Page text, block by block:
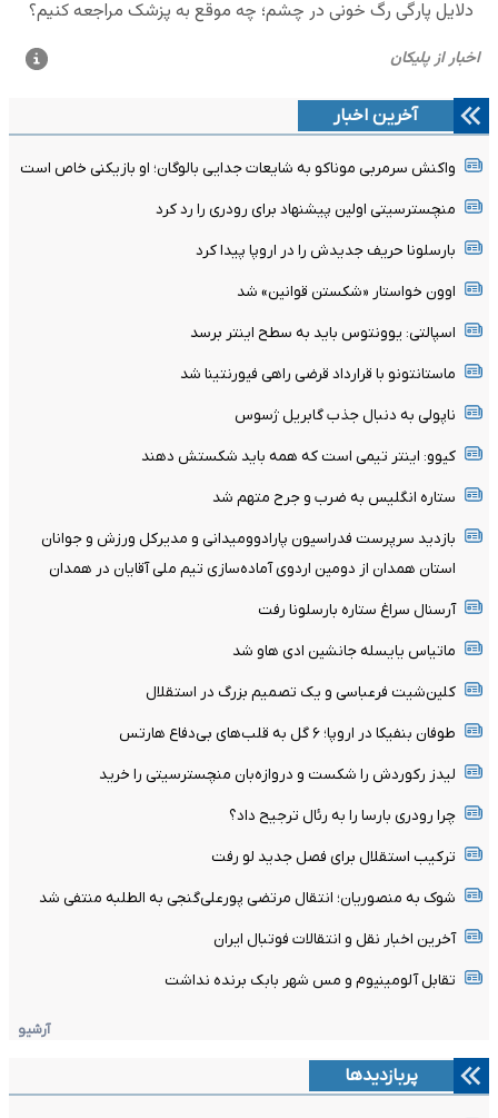
آخرین اخبار
واکنش سرمربی موناکو به شایعات جدایی بالوگان؛ او بازیکنی خاص است
منچسترسیتی اولین پیشنهاد برای رودری را رد کرد
بارسلونا حریف جدیدش را در اروپا پیدا کرد
اوون خواستار «شکستن قوانین» شد
اسپالتی: یوونتوس باید به سطح اینتر برسد
ماستانتونو با قرارداد قرضی راهی فیورنتینا شد
ناپولی به دنبال جذب گابریل ژسوس
کیوو: اینتر تیمی است که همه باید شکستش دهند
ستاره انگلیس به ضرب و جرح متهم شد
بازدید سرپرست فدراسیون پارادوومیدانی و مدیرکل ورزش و جوانان
استان همدان از دومین اردوی آماده‌سازی تیم ملی آقایان در همدان
آرسنال سراغ ستاره بارسلونا رفت
ماتیاس یایسله جانشین ادی هاو شد
کلین‌شیت فرعباسی و یک تصمیم بزرگ در استقلال
طوفان بنفیکا در اروپا؛ ۶ گل به قلب‌های بی‌دفاع هارتس
لیدز رکوردش را شکست و دروازه‌بان منچسترسیتی را خرید
چرا رودری بارسا را به رئال ترجیح داد؟
ترکیب استقلال برای فصل جدید لو رفت
شوک به منصوریان؛ انتقال مرتضی پورعلی‌گنجی به الطلبه منتفی شد
آخرین اخبار نقل و انتقالات فوتبال ایران
تقابل آلومینیوم و مس شهر بابک برنده نداشت
آرشیو
پربازدیدها